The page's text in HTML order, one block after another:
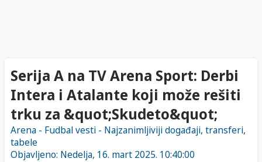
Serija A na TV Arena Sport: Derbi
Intera i Atalante koji može rešiti
trku za &quot;Skudeto&quot;
Arena - Fudbal vesti - Najzanimljiviji događaji, transferi,
tabele
Objavljeno: Nedelja, 16. mart 2025. 10:40:00